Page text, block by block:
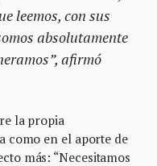
leemos, con sus
absolutamente
afirmó
la propia
como en el aporte de
más: “Necesitamos